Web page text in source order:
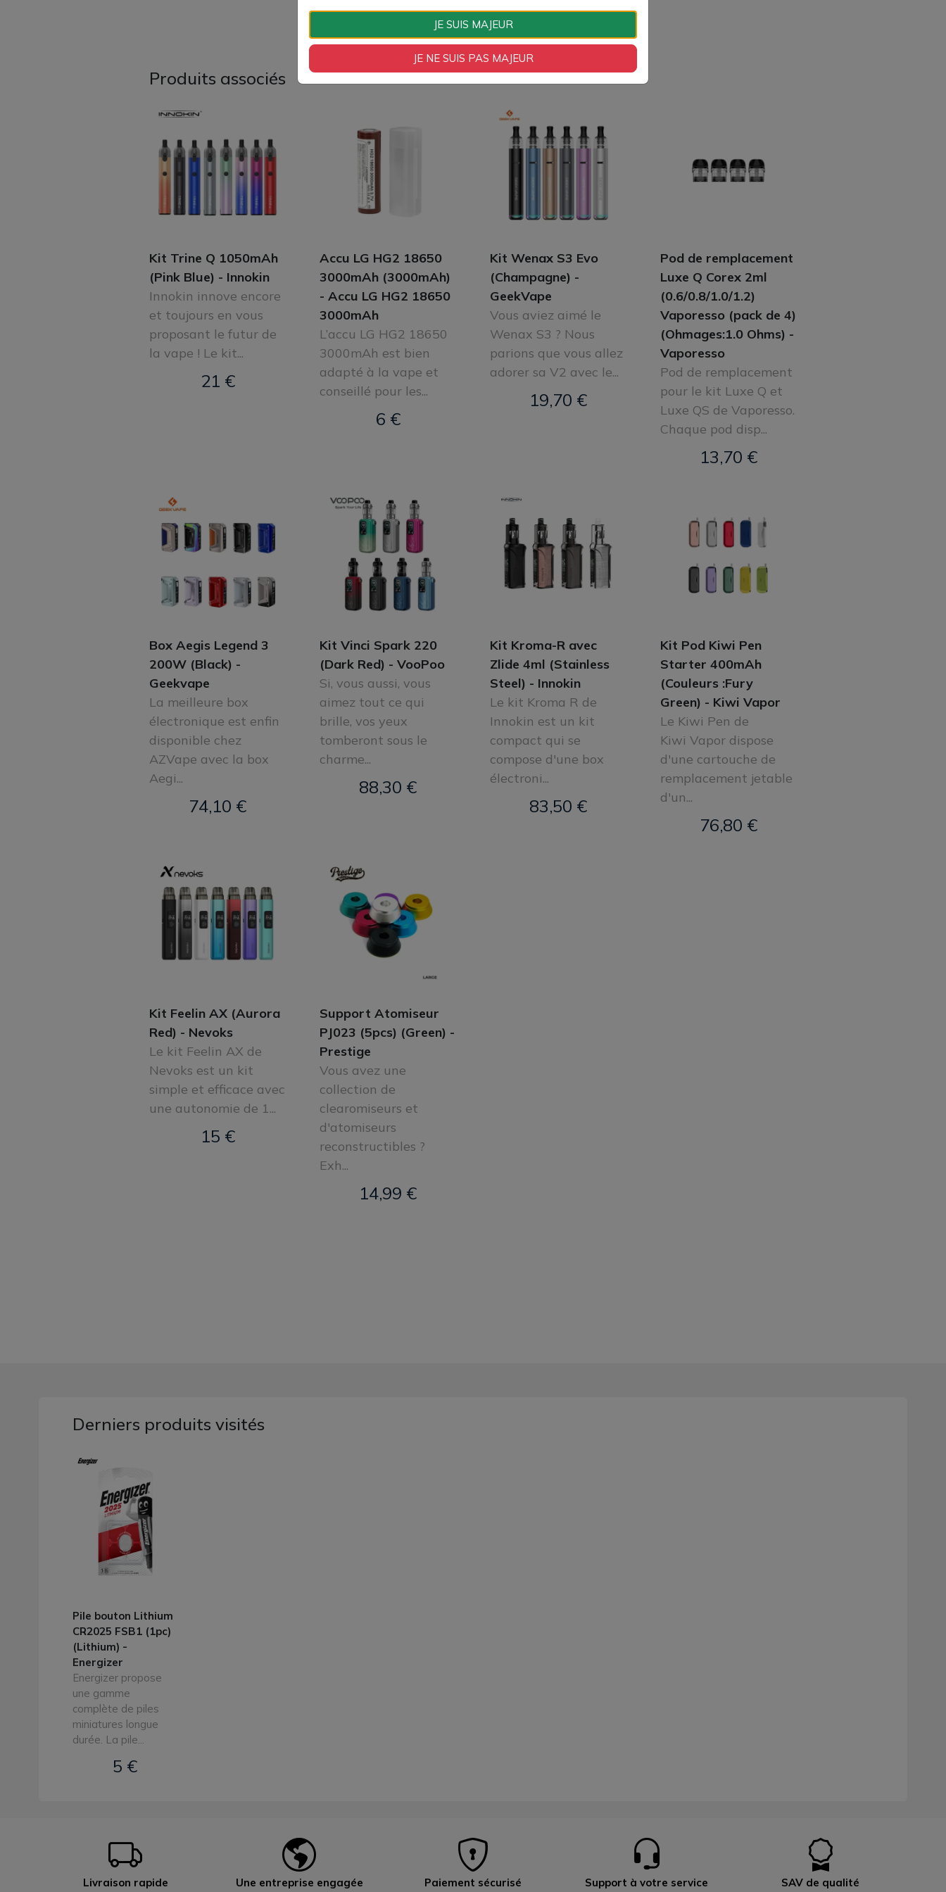
Produits associés
Kit Trine Q 1050mAh
(Pink Blue) - Innokin
Innokin innove encore
et toujours en vous
proposant le futur de
la vape ! Le kit...
21 €
Accu LG HG2 18650
3000mAh (3000mAh)
- Accu LG HG2 18650
3000mAh
L’accu LG HG2 18650
3000mAh est bien
adapté à la vape et
conseillé pour les...
6 €
Kit Wenax S3 Evo
(Champagne) -
GeekVape
Vous aviez aimé le
Wenax S3 ? Nous
parions que vous allez
adorer sa V2 avec le...
19,70 €
Pod de remplacement
Luxe Q Corex 2ml
(0.6/0.8/1.0/1.2)
Vaporesso (pack de 4)
(Ohmages:1.0 Ohms) -
Vaporesso
Pod de remplacement
pour le kit Luxe Q et
Luxe QS de Vaporesso.
Chaque pod disp...
13,70 €
Box Aegis Legend 3
200W (Black) -
Geekvape
La meilleure box
électronique est enfin
disponible chez
AZVape avec la box
Aegi...
74,10 €
Kit Vinci Spark 220
(Dark Red) - VooPoo
Si, vous aussi, vous
aimez tout ce qui
brille, vos yeux
tomberont sous le
charme...
88,30 €
Kit Kroma-R avec
Zlide 4ml (Stainless
Steel) - Innokin
Le kit Kroma R de
Innokin est un kit
compact qui se
compose d'une box
électroni...
83,50 €
Kit Pod Kiwi Pen
Starter 400mAh
(Couleurs :Fury
Green) - Kiwi Vapor
Le Kiwi Pen de
Kiwi Vapor dispose
d'une cartouche de
remplacement jetable
d'un...
76,80 €
Kit Feelin AX (Aurora
Red) - Nevoks
Le kit Feelin AX de
Nevoks est un kit
simple et efficace avec
une autonomie de 1...
15 €
Support Atomiseur
PJ023 (5pcs) (Green) -
Prestige
Vous avez une
collection de
clearomiseurs et
d'atomiseurs
reconstructibles ?
Exh...
14,99 €
Derniers produits visités
Pile bouton Lithium
CR2025 FSB1 (1pc)
(Lithium) -
Energizer
Energizer propose
une gamme
complète de piles
miniatures longue
durée. La pile...
5 €
Livraison rapide Une entreprise engagée Paiement sécurisé Support à votre service SAV de qualité
JE SUIS MAJEUR
JE NE SUIS PAS MAJEUR